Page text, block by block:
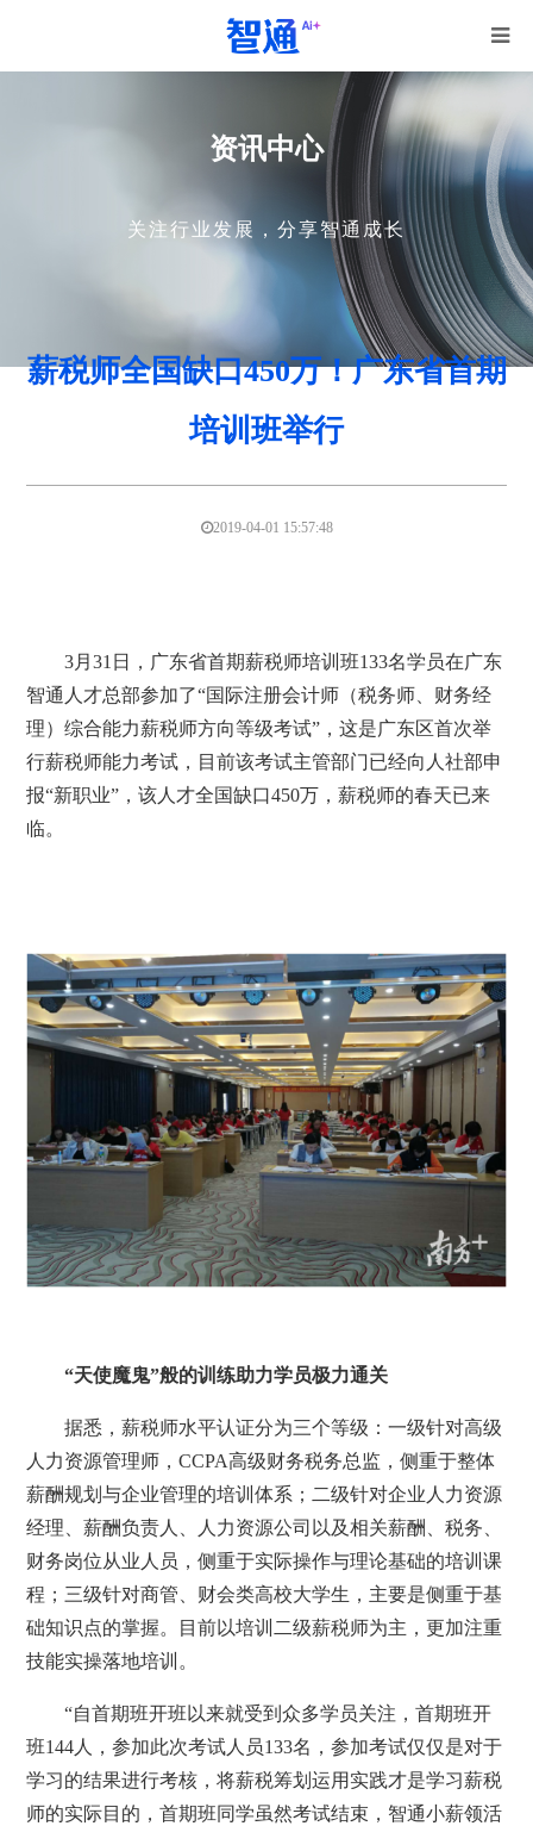
资讯中心
关注行业发展，分享智通成长
薪税师全国缺口450万！广东省首期
培训班举行
2019-04-01 15:57:48
3月31日，广东省首期薪税师培训班133名学员在广东
智通人才总部参加了“国际注册会计师（税务师、财务经
理）综合能力薪税师方向等级考试”，这是广东区首次举
行薪税师能力考试，目前该考试主管部门已经向人社部申
报“新职业”，该人才全国缺口450万，薪税师的春天已来
临。
“天使魔鬼”般的训练助力学员极力通关
据悉，薪税师水平认证分为三个等级：一级针对高级
人力资源管理师，CCPA高级财务税务总监，侧重于整体
薪酬规划与企业管理的培训体系；二级针对企业人力资源
经理、薪酬负责人、人力资源公司以及相关薪酬、税务、
财务岗位从业人员，侧重于实际操作与理论基础的培训课
程；三级针对商管、财会类高校大学生，主要是侧重于基
础知识点的掌握。目前以培训二级薪税师为主，更加注重
技能实操落地培训。
“自首期班开班以来就受到众多学员关注，首期班开
班144人，参加此次考试人员133名，参加考试仅仅是对于
学习的结果进行考核，将薪税筹划运用实践才是学习薪税
师的实际目的，首期班同学虽然考试结束，智通小薪领活